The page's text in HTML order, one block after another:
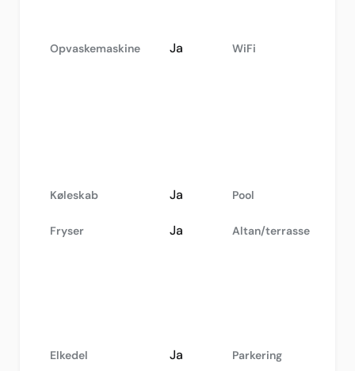
Opvaskemaskine Ja WiFi
Køleskab Ja Pool
Fryser Ja Altan/terrasse
Elkedel Ja Parkering